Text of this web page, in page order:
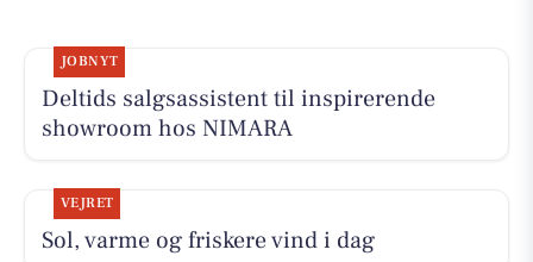
JOBNYT
Deltids salgsassistent til inspirerende
showroom hos NIMARA
VEJRET
Sol, varme og friskere vind i dag